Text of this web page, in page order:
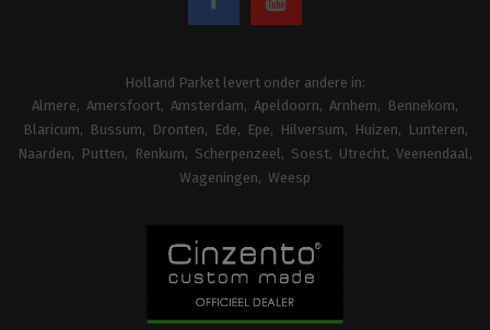
Holland Parket levert onder andere in:
Almere
Amersfoort Amsterdam Apeldoorn Arnhem
Bennekom
Blaricum
Bussum Dronten Ede Epe Hilversum Huizen
Lunteren
Naarden
Putten Renkum Scherpenzeel Soest Utrecht Veenendaal
Wageningen
Weesp